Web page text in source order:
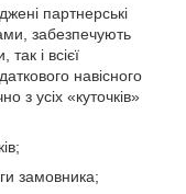
партнерські
забезпечують
і всієї
навісного
з усіх «куточків»
замовника;